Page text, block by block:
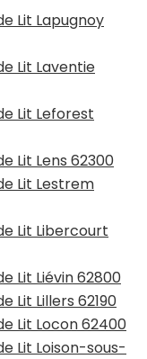
Lit Lapugnoy
Lit Laventie
Lit Leforest
Lit Lens 62300
Lit Lestrem
Lit Libercourt
Lit Liévin 62800
Lit Lillers 62190
Lit Locon 62400
Lit Loison-sous-